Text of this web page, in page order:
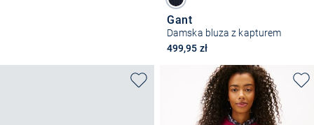
Gant
Damska bluza z kapturem
499,95 zł